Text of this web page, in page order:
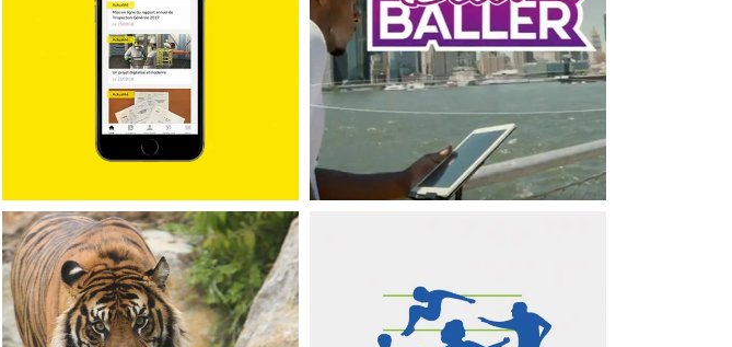
APPLICATIONS MOBILES
Orano HSE
APPLICATIONS MOBILES
BeatBaller
SITES INTERNET
LOGICIELS MÉTIERS SITES INTERNET